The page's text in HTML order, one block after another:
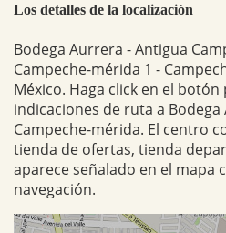
Los detalles de la localización
Bodega Aurrera - Antigua
Campeche-mérida 1 -
México. Haga click en el
indicaciones de ruta a
Campeche-mérida. El centro
tienda de ofertas, tienda
aparece señalado en el mapa
navegación.